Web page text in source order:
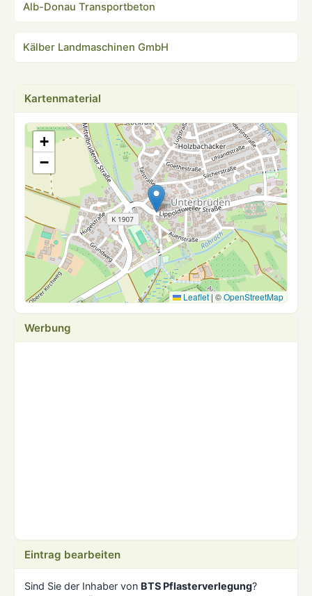
Alb-Donau Transportbeton
Kälber Landmaschinen GmbH
Kartenmaterial
+
−
Leaflet |©OpenStreetMap
Werbung
Eintrag bearbeiten
Sind Sie der Inhaber von BTS Pflasterverlegung?